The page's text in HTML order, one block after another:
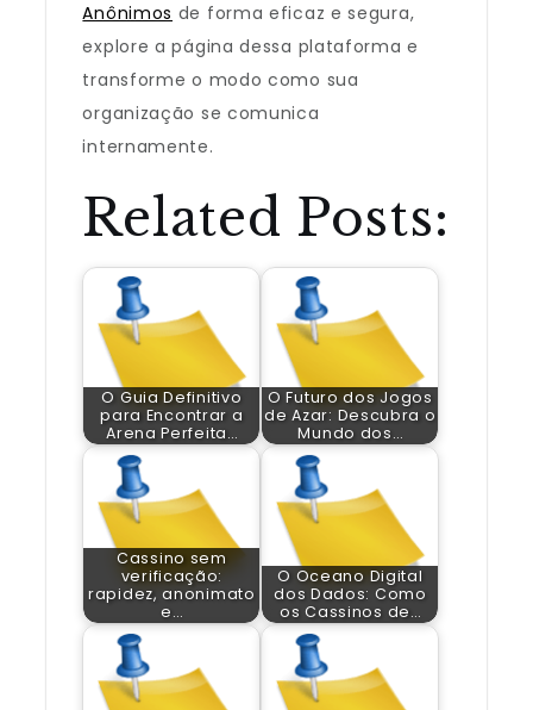
Anônimos de forma eficaz e segura,
explore a página dessa plataforma e
transforme o modo como sua
organização se comunica
internamente.
Related Posts:
O Guia Definitivo
para Encontrar a
Arena Perfeita…
O Futuro dos Jogos
de Azar: Descubra o
Mundo dos…
Cassino sem
verificação:
rapidez, anonimato
e…
O Oceano Digital
dos Dados: Como
os Cassinos de…